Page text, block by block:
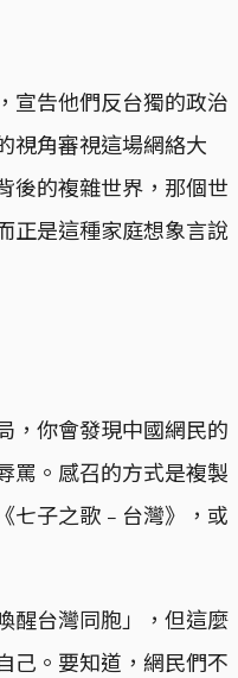
宣告他們反台獨的政治
視角審視這場網絡大
後的複雜世界，那個世
正是這種家庭想象言說
，你會發現中國網民的
罵。感召的方式是複製
七子之歌﹣台灣》，或
醒台灣同胞」，但這麼
己。要知道，網民們不